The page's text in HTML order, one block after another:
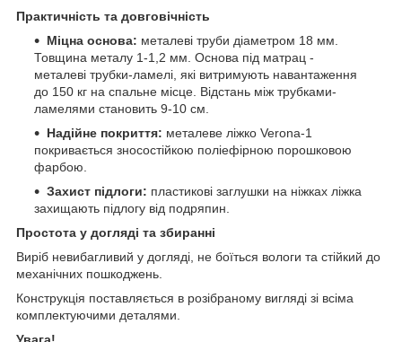
Практичність та довговічність
Міцна основа: металеві труби діаметром 18 мм.
Товщина металу 1-1,2 мм. Основа під матрац -
металеві трубки-ламелі, які витримують навантаження
до 150 кг на спальне місце. Відстань між трубками-
ламелями становить 9-10 см.
Надійне покриття: металеве ліжко Verona-1
покривається зносостійкою поліефірною порошковою
фарбою.
Захист підлоги: пластикові заглушки на ніжках ліжка
захищають підлогу від подряпин.
Простота у догляді та збиранні
Виріб невибагливий у догляді, не боїться вологи та стійкий до
механічних пошкоджень.
Конструкція поставляється в розібраному вигляді зі всіма
комплектуючими деталями.
Увага!